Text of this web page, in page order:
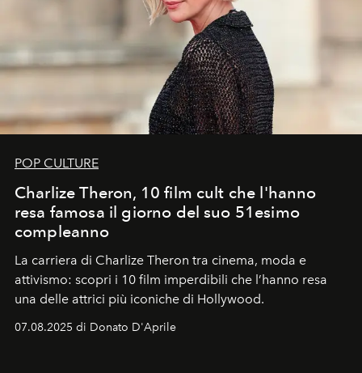
POP CULTURE
Charlize Theron, 10 film cult che l'hanno
resa famosa il giorno del suo 51esimo
compleanno
La carriera di Charlize Theron tra cinema, moda e
attivismo: scopri i 10 film imperdibili che l’hanno resa
una delle attrici più iconiche di Hollywood.
07.08.2025 di Donato D'Aprile